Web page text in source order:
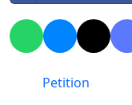
Petition